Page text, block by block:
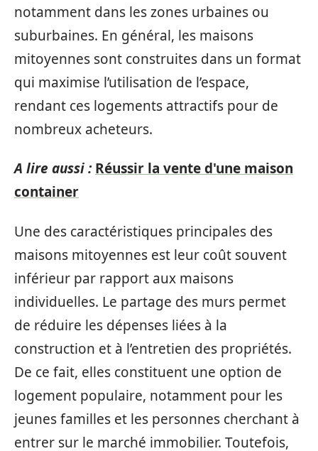
notamment dans les zones urbaines ou
suburbaines. En général, les maisons
mitoyennes sont construites dans un format
qui maximise l’utilisation de l’espace,
rendant ces logements attractifs pour de
nombreux acheteurs.
A lire aussi : Réussir la vente d'une maison
container
Une des caractéristiques principales des
maisons mitoyennes est leur coût souvent
inférieur par rapport aux maisons
individuelles. Le partage des murs permet
de réduire les dépenses liées à la
construction et à l’entretien des propriétés.
De ce fait, elles constituent une option de
logement populaire, notamment pour les
jeunes familles et les personnes cherchant à
entrer sur le marché immobilier. Toutefois,